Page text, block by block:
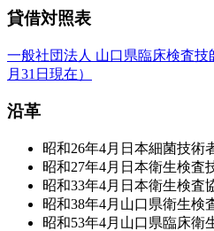
貸借対照表
一般社団法人 山口県臨床検査技
月31日現在）
沿革
昭和26年4月 日本細菌技術
昭和27年4月 日本衛生検査
昭和33年4月 日本衛生検査
昭和38年4月 山口県衛生検
昭和53年4月 山口県臨床衛